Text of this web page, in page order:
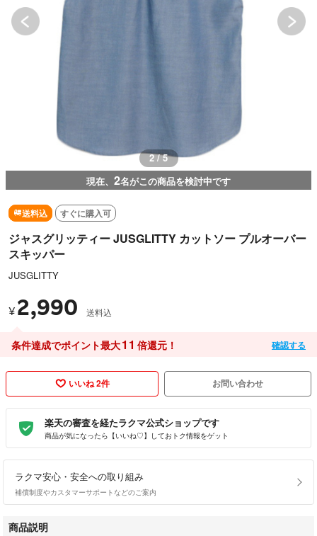
2 / 5
現在、 2名がこの商品を検討中です
送料込 すぐに購入可
ジャスグリッティー JUSGLITTY カットソー プルオーバー
スキッパー
JUSGLITTY
¥ 2,990 送料込
条件達成でポイント最大11 倍還元！ 確認する
いいね 2件 お問い合わせ
楽天の審査を経たラクマ公式ショップです
商品が気になったら【いいね♡】しておトク情報をゲット
ラクマ安心・安全への取り組み
補償制度やカスタマーサポートなどのご案内
商品説明